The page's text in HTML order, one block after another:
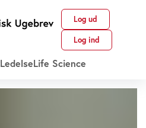
Log ud
Log ind
LedelseLife Science